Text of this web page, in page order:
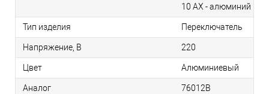
10 AX - алюминий
Тип изделия Переключатель
Напряжение, В 220
Цвет Алюминиевый
Аналог 76012B